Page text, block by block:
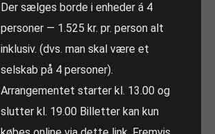
Der sælges borde i enheder á 4
personer — 1.525 kr. pr. person alt
inklusiv. (dvs. man skal være et
selskab på 4 personer).
Arrangementet starter kl. 13.00 og
slutter kl. 19.00 Billetter kan kun